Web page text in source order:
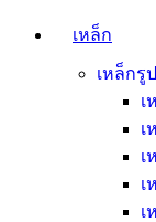
เหล็ก
เหล็กรู
เ
เ
เ
เ
เ